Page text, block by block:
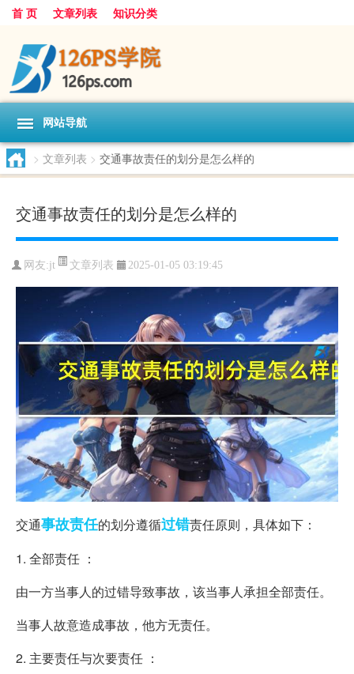
首 页 文章列表 知识分类
网站导航
> 文章列表 > 交通事故责任的划分是怎么样的
交通事故责任的划分是怎么样的
网友:jt 文章列表 2025-01-05 03:19:45
交通事故责任的划分遵循过错责任原则，具体如下：
1. 全部责任 ：
由一方当事人的过错导致事故，该当事人承担全部责任。
当事人故意造成事故，他方无责任。
2. 主要责任与次要责任 ：